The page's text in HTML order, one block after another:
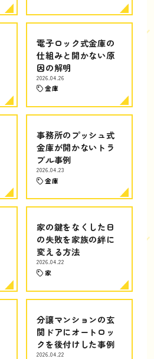
電子ロック式金庫の
仕組みと開かない原
因の解明
2026.04.26
金庫
事務所のプッシュ式
金庫が開かないトラ
ブル事例
2026.04.23
金庫
家の鍵をなくした日
の失敗を家族の絆に
変える方法
2026.04.22
家
分譲マンションの玄
関ドアにオートロッ
クを後付けした事例
2026.04.22